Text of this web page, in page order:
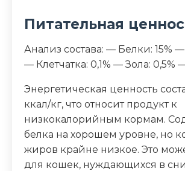
Питательная
Анализ состава: — Белки: 15%
— Клетчатка: 0,1% — Зола: 0,5%
Энергетическая ценность
ккал/кг, что относит продукт к
низкокалорийным кормам.
белка на хорошем уровне, но
жиров крайне низкое. Это
для кошек, нуждающихся в